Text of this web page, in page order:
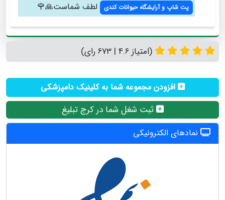
پت شاپ و آرایشگاه حیوانات کندی لطف شماست🙏🌹
(امتیاز 4.6 | 673 رای)
افزودن مجموعه شما به کلینیک دامپزشکی
ثبت شغل شما در کرج تبلیغ
نمادهای الکترونیکی